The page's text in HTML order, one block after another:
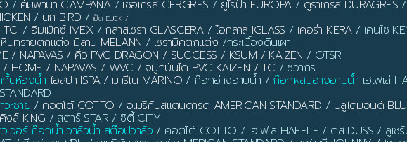
/ คัมพานา CAMPANA/ เซอเกรส CERGRES / ยูโรป้า EUROPA/ ดูราเกรส DURAGRES /
/ นก BIRD / เป็ด DUCK /
/ อิมเม็กซ์ IMEX/ กลาสเซร่า GLASCERA/ไอกลาส IGLASS / เคอร่า KERA/ เคนไซ
หินทรายตกแต่ง มีลาน MELANN / เซรามิคตกแต่ง /กระเบื้องดินเผา
/ NAPAVAS / คิ้ว PVC DRAGON / SUCCESS / KSUM / KAIZEN / OTSR
HOME / NAPAVAS / WVC / จมูกบันได PVC KAIZEN / TC / ชวากร
นห้องน้ำ ไอสปา ISPA / มารีโน MARINO / ก๊อกอ่างอาบน้ำ / ก๊อกผสมอ่างอาบน้ำ เฮเฟเล่
ะชาย / คอตโต้ COTTO / อเมริกันสแตนดาร์ด AMERICAN STANDARD / บลูไดมอนด์
คิงส์ KING / สตาร์ STAR / ซิตี้ CITY
เวอร์ ก๊อกน้ำ วาล์วน้ำ สต๊อปวาล์ว / คอตโต้ COTTO / เฮเฟเล่ HAFELE / ดัส DUSS / ลูเ